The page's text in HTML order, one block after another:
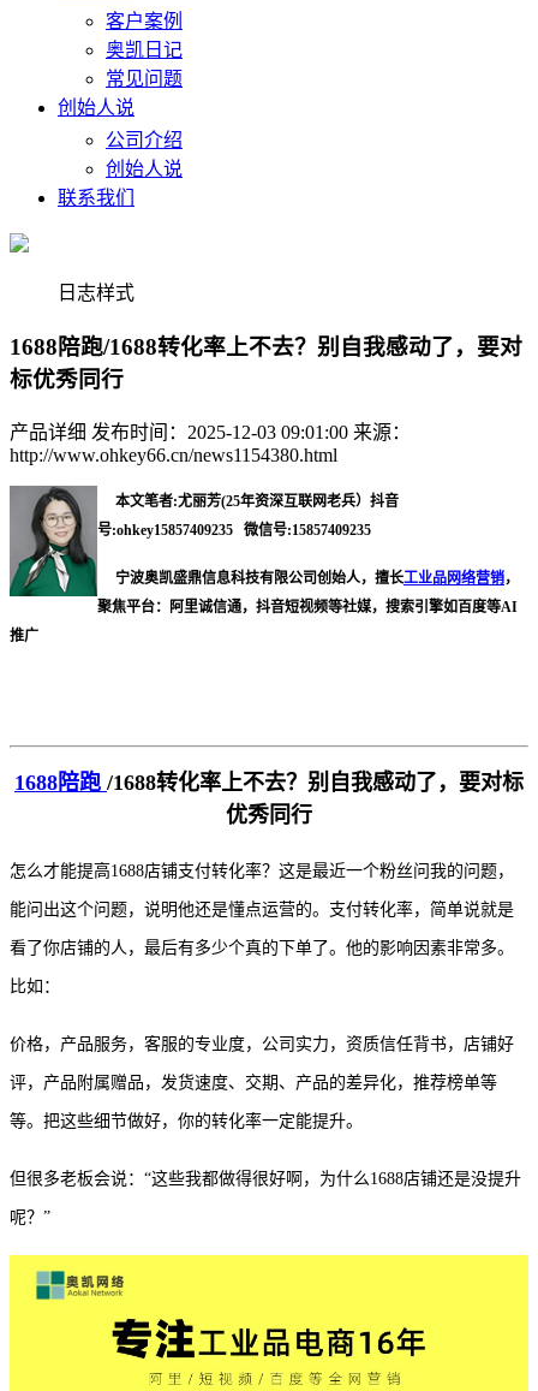
客户案例
奥凯日记
常见问题
创始人说
公司介绍
创始人说
联系我们
日志样式
1688陪跑/1688转化率上不去？别自我感动了，要对
标优秀同行
产品详细 发布时间：2025-12-03 09:01:00 来源：
http://www.ohkey66.cn/news1154380.html
本文笔者:尤丽芳(25年资深互联网老兵）抖音
号:ohkey15857409235 微信号:15857409235
宁波奥凯盛鼎信息科技有限公司创始人，擅长工业品网络营销，
聚焦平台：阿里诚信通，抖音短视频等社媒，搜索引擎如百度等AI
推广
1688陪跑 /1688转化率上不去？别自我感动了，要对标
优秀同行
怎么才能提高1688店铺支付转化率？这是最近一个粉丝问我的问题，
能问出这个问题，说明他还是懂点运营的。支付转化率，简单说就是
看了你店铺的人，最后有多少个真的下单了。他的影响因素非常多。
比如：
价格，产品服务，客服的专业度，公司实力，资质信任背书，店铺好
评，产品附属赠品，发货速度、交期、产品的差异化，推荐榜单等
等。把这些细节做好，你的转化率一定能提升。
但很多老板会说： “这些我都做得很好啊，为什么1688店铺还是没提升
呢？”